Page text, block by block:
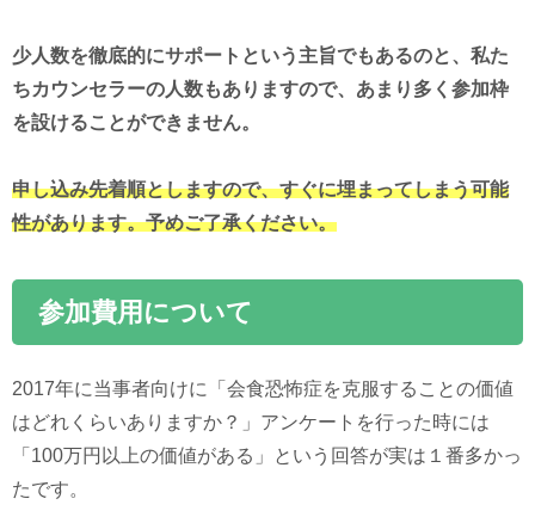
少人数を徹底的にサポートという主旨でもあるのと、私た
ちカウンセラーの人数もありますので、あまり多く参加枠
を設けることができません。
申し込み先着順としますので、すぐに埋まってしまう可能
性があります。予めご了承ください。
参加費用について
2017年に当事者向けに「会食恐怖症を克服することの価値
はどれくらいありますか？」アンケートを行った時には
「100万円以上の価値がある」という回答が実は１番多かっ
たです。